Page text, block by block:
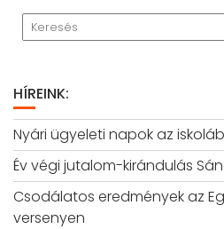
HÍREINK:
Nyári ügyeleti napok az
Év végi jutalom-kirándulás
Csodálatos eredmények az
versenyen